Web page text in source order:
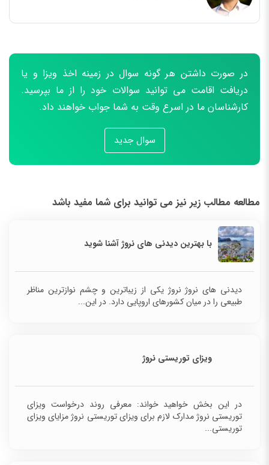
در صورت داشتن هر گونه سوال در زمینه اخذ ویزا و یا
دریافت اقامت می توانید سوالات خود را از ما بپرسید.
کارشناسان ما در اسرع وقت به شما جواب خواهند داد.
سوال جدید
مطالعه مطالب زیر نیز می توانید برای شما مفید باشد
با بهترین دیدنی های نروژ آشنا شوید
دیدنی های نروژ نروژ یکی از زیباترین و چشم نوازترین مناظر
طبیعی را در میان کشورهای اروپایی دارد. در این...
ویزای توریستی نروژ
در این بخش خواهید خواند: معرفی روند درخواست ویزای
توریستی نروژ مدارک لازم برای ویزای توریستی نروژ مزایای ویزای
توریستی...